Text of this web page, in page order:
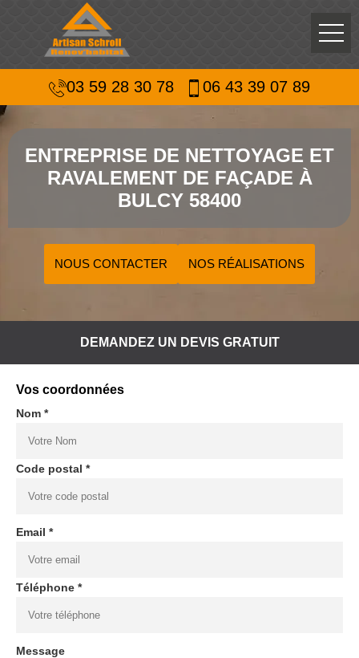
03 59 28 30 78 06 43 39 07 89
ENTREPRISE DE NETTOYAGE ET
RAVALEMENT DE FAÇADE À
BULCY 58400
NOUS CONTACTER NOS RÉALISATIONS
DEMANDEZ UN DEVIS GRATUIT
Vos coordonnées
Nom *
Code postal *
Email *
Téléphone *
Message